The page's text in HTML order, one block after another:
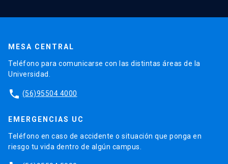
MESA CENTRAL
Teléfono para comunicarse con las distintas áreas de la
Universidad.
phone (56)95504 4000
EMERGENCIAS UC
Teléfono en caso de accidente o situación que ponga en
riesgo tu vida dentro de algún campus.